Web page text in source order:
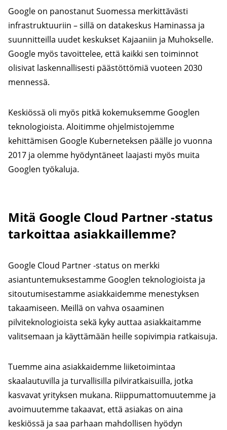
Google on panostanut Suomessa merkittävästi
infrastruktuuriin – sillä on datakeskus Haminassa ja
suunnitteilla uudet keskukset Kajaaniin ja Muhokselle.
Google myös tavoittelee, että kaikki sen toiminnot
olisivat laskennallisesti päästöttömiä vuoteen 2030
mennessä.
Keskiössä oli myös pitkä kokemuksemme Googlen
teknologioista. Aloitimme ohjelmistojemme
kehittämisen Google Kuberneteksen päälle jo vuonna
2017 ja olemme hyödyntäneet laajasti myös muita
Googlen työkaluja.
Mitä Google Cloud Partner -status
tarkoittaa asiakkaillemme?
Google Cloud Partner -status on merkki
asiantuntemuksestamme Googlen teknologioista ja
sitoutumisestamme asiakkaidemme menestyksen
takaamiseen. Meillä on vahva osaaminen
pilviteknologioista sekä kyky auttaa asiakkaitamme
valitsemaan ja käyttämään heille sopivimpia ratkaisuja.
Tuemme aina asiakkaidemme liiketoimintaa
skaalautuvilla ja turvallisilla pilviratkaisuilla, jotka
kasvavat yrityksen mukana. Riippumattomuutemme ja
avoimuutemme takaavat, että asiakas on aina
keskiössä ja saa parhaan mahdollisen hyödyn